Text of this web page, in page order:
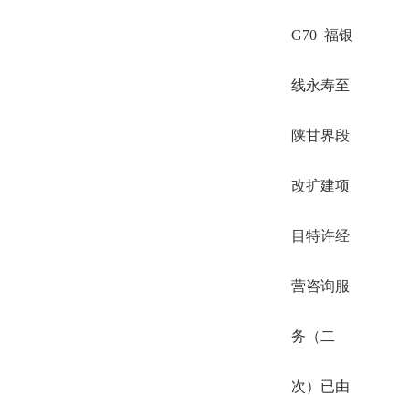
G70 福银
线永寿至
陕甘界段
改扩建项
目特许经
营咨询服
务（二
次）已由